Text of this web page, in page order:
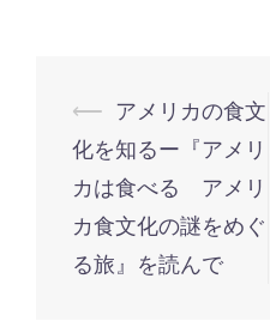
投
稿
ナ
ビ
ゲ
⟵ アメリカの食文
化を知るー『アメリ
カは食べる アメリ
カ食文化の謎をめぐ
る旅』を読んで